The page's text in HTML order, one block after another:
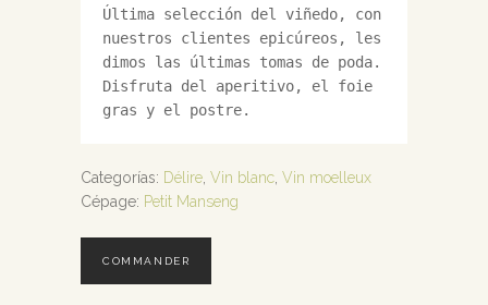
Última selección del viñedo, con
nuestros clientes epicúreos, les
dimos las últimas tomas de poda.
Disfruta del aperitivo, el foie
gras y el postre.
Categorías: Délire Vin blanc Vin moelleux
Cépage: Petit Manseng
COMMANDER